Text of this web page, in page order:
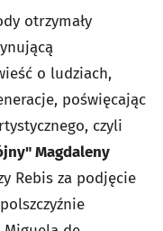
otrzymały
o ludziach,
poświęcając
czyli
Magdaleny
Rebis za podjęcie